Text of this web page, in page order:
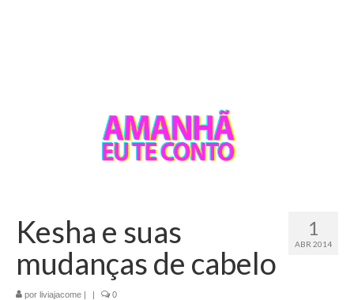
1
ABR 2014
Kesha e suas
mudanças de cabelo
por liviajacome | | 0